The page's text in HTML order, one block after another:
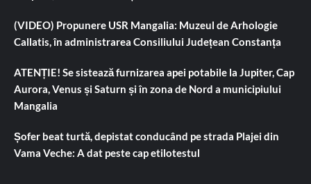
(VIDEO) Propunere USR Mangalia: Muzeul de Arhologie
Callatis, în administrarea Consiliului Județean Constanța
ATENȚIE! Se sistează furnizarea apei potabile la Jupiter, Cap
Aurora, Venus și Saturn și în zona de Nord a municipiului
Mangalia
Șofer beat turtă, depistat conducând pe strada Plajei din
Vama Veche: A dat peste cap etilotestul